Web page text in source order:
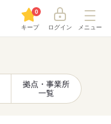
キープ
0
ログイン メニュー
拠点・事業所
一覧